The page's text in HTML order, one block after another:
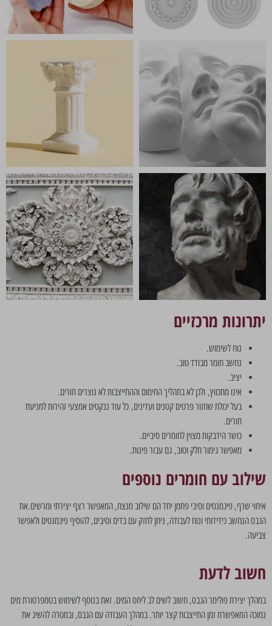
יתרונות מרכזיים
נוח לשימוש.
נחשב חומר מבודד טוב.
יציב.
אינו מתכווץ, ולכן לא בתהליך החימום וההתייצבות לא נוצרים חורים.
בעל יכולת שחזור פרטים קטנים ועדינים, כל עוד ננקטים אמצעי זהירות למניעת
חורים.
כושר הידבקות מצוין לחומרים סיביים.
מאפשר גימור חלק וטוב, גם עבור פינות.
שילוב עם חומרים נוספים
איחוי שרף, פיגמנטים וסיבי פחמן יחד הם שילוב מנצח, המאפשר רצף יצירתי ומרשים.את
הגבס הנחשב כידידותי ונוח לעבודה, ניתן לחזק עם בדים וסיבים, להוסיף פיגמנטים ולאפשר
צביעה.
חשוב לדעת
במהלך יצירת פולימר הגבס, חשוב לשים לב ליחס המים. זאת בנוסף לשימוש בטמפרטורת מים
נמוכה המאפשרת זמן התייצבות קצר יותר. במהלך העבודה עם הגבס, ובמטרה להשיג את